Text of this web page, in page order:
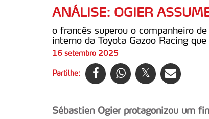
ANÁLISE: OGIER
o francês superou o companheiro
interno da Toyota Gazoo Racing
16 setembro 2025
Partilhe:
Sébastien Ogier protagonizou um